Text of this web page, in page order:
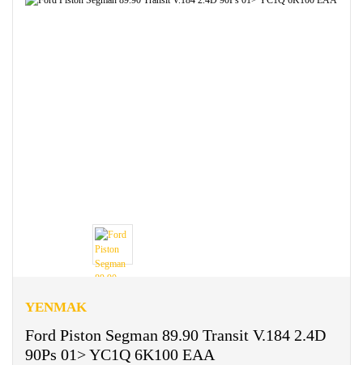
YENMAK
Ford Piston Segman 89.90 Transit V.184 2.4D
90Ps 01> YC1Q 6K100 EAA